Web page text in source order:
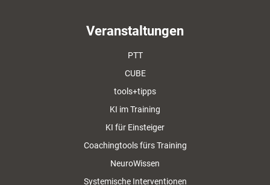
Veranstaltungen
PTT
CUBE
tools+tipps
KI im Training
KI für Einsteiger
Coachingtools fürs Training
NeuroWissen
Systemische Interventionen